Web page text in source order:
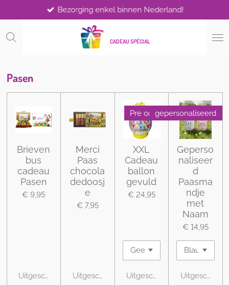
direct
naar
CADEAU SPÉCIAL
Bezorging enkel binnen Nederland!
Pasen
Brieven
bus
cadeau
Pasen
€ 9,95
Uitgeschakeld
Merci
Paas
chocola
dedoosj
e
€ 7,95
Uitgeschakeld
Pre order
XXL
Cadeau
ballon
gevuld
€ 24,95
Uitgeschakeld
gepersonaliseerd
Geperso
naliseer
d
Paasma
ndje
met
Naam
€ 14,95